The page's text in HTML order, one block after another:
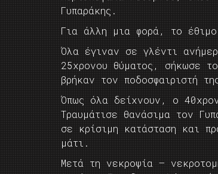
Γυπαράκης.
Για άλλη μια φορά, το
Όλα έγιναν σε γλέντι
25χρονου θύματος, σήκωσε
βρήκαν τον ποδοσφαιριστή
Όπως όλα δείχνουν, ο
Τραυμάτισε θανάσιμα τον
σε κρίσιμη κατάσταση και
μάτι.
Μετά τη νεκροψία –